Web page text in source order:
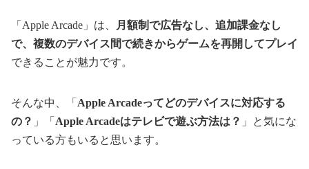
「Apple Arcade」は、
月額制で広告なし、追加課金なし
で、複数のデバイス間で続きからゲームを再開してプレイ
できることが魅力です。
そんな中、「 Apple Arcadeってどのデバイスに対応する
の？ 」「 Apple Arcadeはテレビで遊ぶ方法は？ 」と気にな
っている方もいると思います。